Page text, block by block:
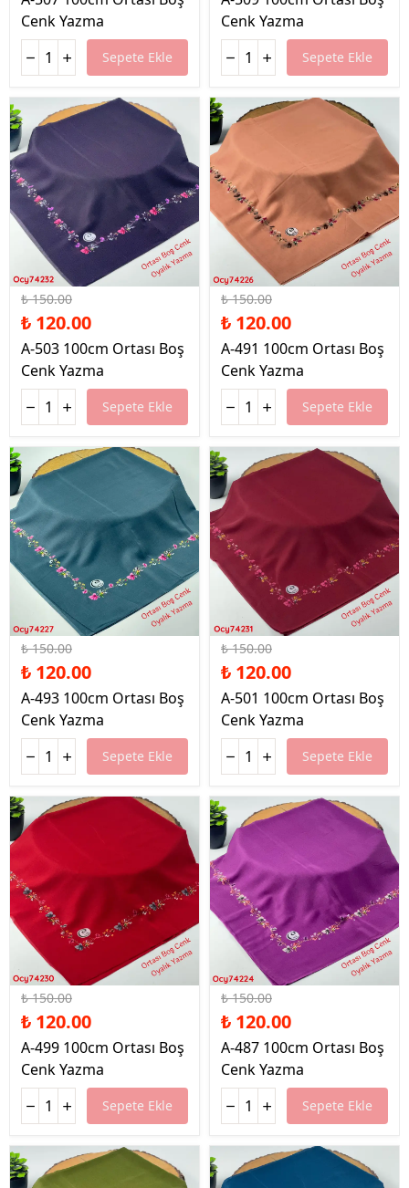
Cenk Yazma
Sepete Ekle
Cenk Yazma
Sepete Ekle
%20 İndirim
₺ 150.00
₺ 120.00
A-503 100cm Ortası Boş
Cenk Yazma
Sepete Ekle
%20 İndirim
₺ 150.00
₺ 120.00
A-491 100cm Ortası Boş
Cenk Yazma
Sepete Ekle
%20 İndirim
₺ 150.00
₺ 120.00
A-493 100cm Ortası Boş
Cenk Yazma
Sepete Ekle
%20 İndirim
₺ 150.00
₺ 120.00
A-501 100cm Ortası Boş
Cenk Yazma
Sepete Ekle
%20 İndirim
₺ 150.00
₺ 120.00
A-499 100cm Ortası Boş
Cenk Yazma
Sepete Ekle
%20 İndirim
₺ 150.00
₺ 120.00
A-487 100cm Ortası Boş
Cenk Yazma
Sepete Ekle